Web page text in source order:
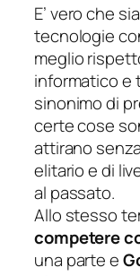
E’ vero che
tecnologie
meglio
informatico e
sinonimo di
certe cose
attirano
elitario e di
al passato.
Allo stesso
competere
una parte e